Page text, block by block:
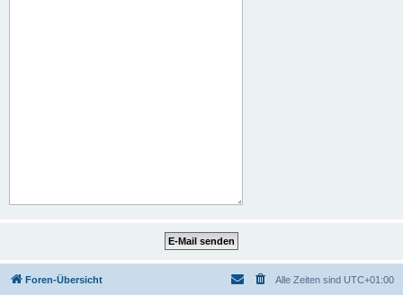
Foren-Übersicht Alle Zeiten sind UTC+01:00